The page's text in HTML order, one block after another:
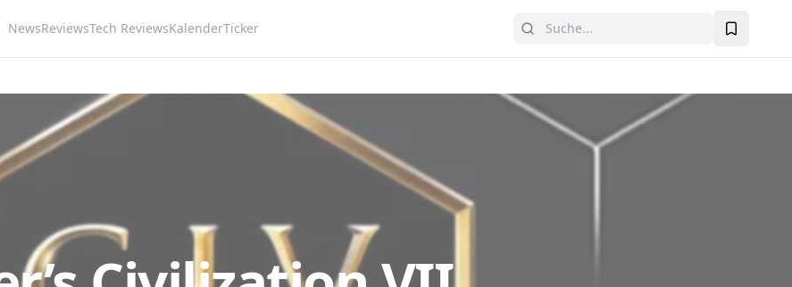
NewsReviewsTech ReviewsKalenderTicker